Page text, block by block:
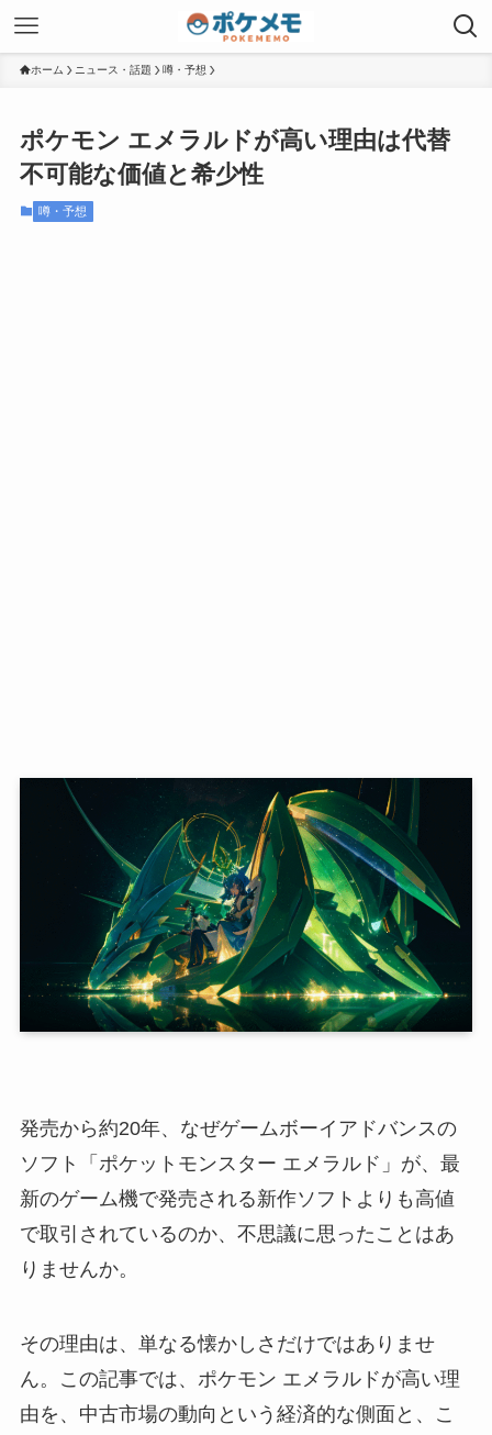
ホーム ニュース・話題 噂・予想
ポケモン エメラルドが高い理由は代替
不可能な価値と希少性
噂・予想
発売から約20年、なぜゲームボーイアドバンスの
ソフト「ポケットモンスター エメラルド」が、最
新のゲーム機で発売される新作ソフトよりも高値
で取引されているのか、不思議に思ったことはあ
りませんか。
その理由は、単なる懐かしさだけではありませ
ん。この記事では、ポケモン エメラルドが高い理
由を、中古市場の動向という経済的な側面と、こ